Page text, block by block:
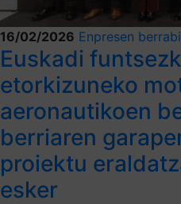
16/02/2026 Enpresen
Euskadi
etorkizuneko
aeronautikoen
berriaren
proiektu
esker